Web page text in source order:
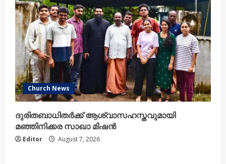
Church News
ദുരിതബാധിതർക്ക് ആശ്വാസഹസ്തവുമായി
മഞ്ഞിനിക്കര സാഖാ മിഷൻ
Editor August 7, 2026